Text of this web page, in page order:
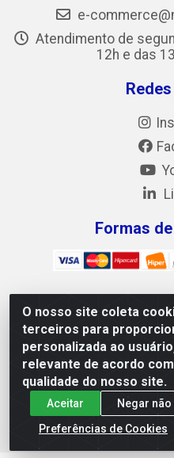
O nosso site coleta
terceiros para
personalizada ao
relevante de acordo
qualidade do nosso site.
Aceitar
Negar
Preferências de Cookies
e-
Atendimento de
12h e das
Formas
Mix Alimentos LTDA - Quadra
02, S/N - Plano Diretor
CNPJ